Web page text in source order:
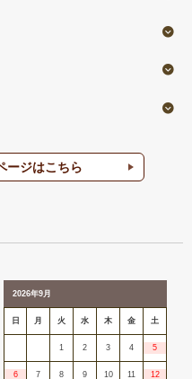
ージはこちら
2026年9月
日 月 火 水 木 金 土
1 2 3 4 5
6 7 8 9 10 11 12